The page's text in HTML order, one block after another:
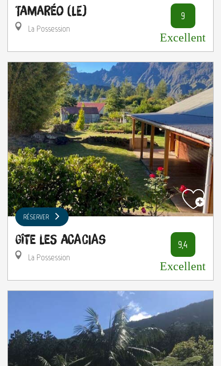
Tamaréo (Le)
La Possession
9
Excellent
RÉSERVER
Gîte les Acacias
La Possession
9,4
Excellent